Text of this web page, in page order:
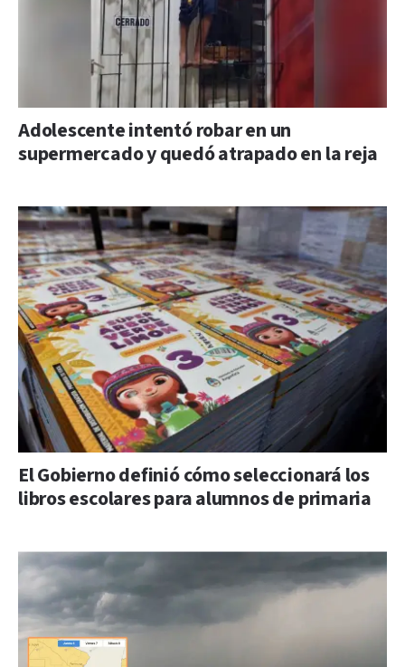
Adolescente intentó robar en un
supermercado y quedó atrapado en la reja
El Gobierno definió cómo seleccionará los
libros escolares para alumnos de primaria